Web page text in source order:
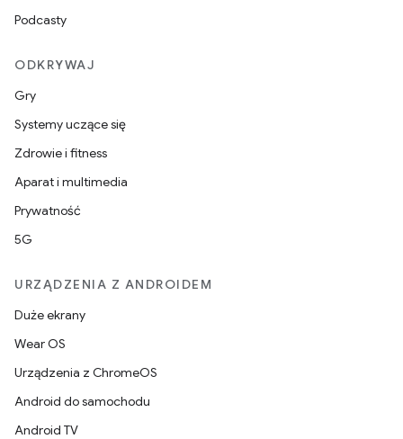
Podcasty
ODKRYWAJ
Gry
Systemy uczące się
Zdrowie i fitness
Aparat i multimedia
Prywatność
5G
URZĄDZENIA Z ANDROIDEM
Duże ekrany
Wear OS
Urządzenia z ChromeOS
Android do samochodu
Android TV